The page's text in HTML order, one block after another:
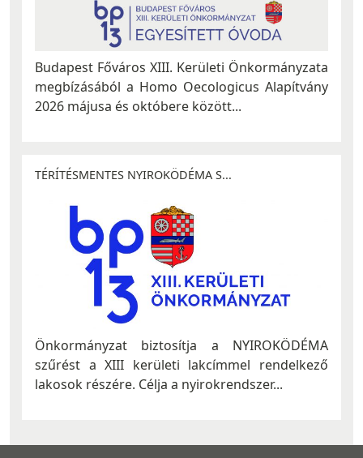
Budapest Főváros XIII. Kerületi Önkormányzata
megbízásából a Homo Oecologicus Alapítvány
2026 májusa és októbere között...
TÉRÍTÉSMENTES NYIROKÖDÉMA S...
Önkormányzat biztosítja a NYIROKÖDÉMA
szűrést a XIII kerületi lakcímmel rendelkező
lakosok részére. Célja a nyirokrendszer...